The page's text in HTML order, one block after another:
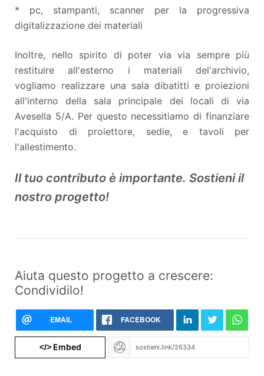
* pc, stampanti, scanner per la progressiva
digitalizzazione dei materiali
Inoltre, nello spirito di poter via via sempre più
restituire all'esterno i materiali del'archivio,
vogliamo realizzare una sala dibatitti e proiezioni
all'interno della sala principale dei locali di via
Avesella 5/A. Per questo necessitiamo di finanziare
l'acquisto di proiettore, sedie, e tavoli per
l'allestimento.
Il tuo contributo è importante. Sostieni il
nostro progetto!
Aiuta questo progetto a crescere:
Condividilo!
EMAIL FACEBOOK
</>Embed